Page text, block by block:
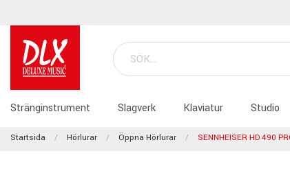
Stränginstrument Slagverk Klaviatur Studio
Startsida Hörlurar Öppna Hörlurar SENNHEISER HD 490